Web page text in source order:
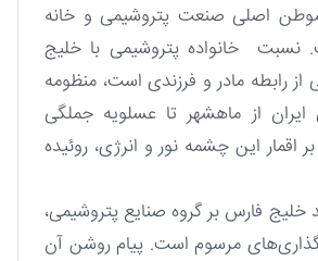
موطن اصلی صنعت پتروشیمی و خانه
نسبت خانواده پتروشیمی با خلیج
از رابطه مادر و فرزندی است، منظومه
از ماهشهر تا عسلویه جملگی
اقمار این چشمه نور و انرژی، روئیده
خلیج فارس بر گروه صنایع پتروشیمی،
مرسوم است. پیام روشن آن